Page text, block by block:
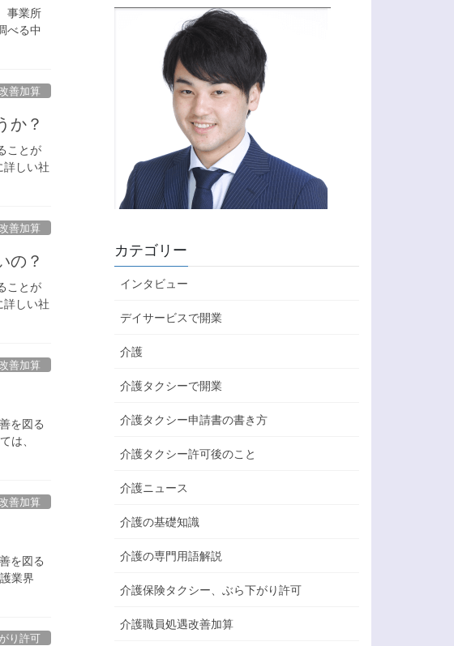
事業所
べる中
善加算
か？
ことが
詳しい社
善加算
の？
ことが
詳しい社
善加算
を図る
は、
善加算
を図る
業界
り許可
カテゴリー
インタビュー
デイサービスで開業
介護
介護タクシーで開業
介護タクシー申請書の書き方
介護タクシー許可後のこと
介護ニュース
介護の基礎知識
介護の専門用語解説
介護保険タクシー、ぶら下がり許可
介護職員処遇改善加算